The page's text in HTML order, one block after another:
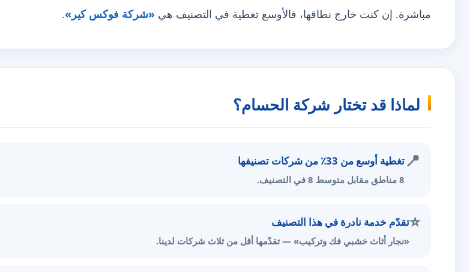
مباشرة. إن كنت خارج نطاقها، فالأوسع تغطية في التصنيف هي «شركة فوكس كير».
لماذا قد تختار شركة الحسام؟
📍تغطية أوسع من 33٪ من شركات تصنيفها
8 مناطق مقابل متوسط 8 في التصنيف.
⭐تقدّم خدمة نادرة في هذا التصنيف
«نجار أثاث خشبي فك وتركيب» — تقدّمها أقل من ثلاث شركات لدينا.